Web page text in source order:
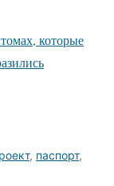
которые
, паспорт,